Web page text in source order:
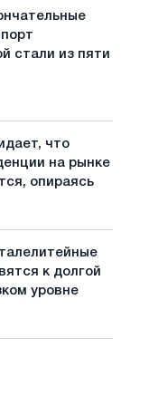
стали из пяти
что
на рынке
опираясь
к долгой
уровне